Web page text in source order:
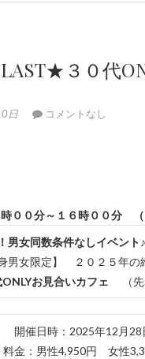
LAST★３０代
日 コメントなし
００分～１６時００分
男女同数条件なしイベント♪
男女限定】 ２０２５年の
お見合いカフェ （先
開催日時：2025年12月28
料金：男性4,950円 女性